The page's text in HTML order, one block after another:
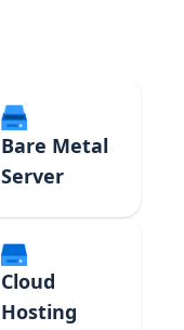
Bare Metal
Server
Cloud
Hosting